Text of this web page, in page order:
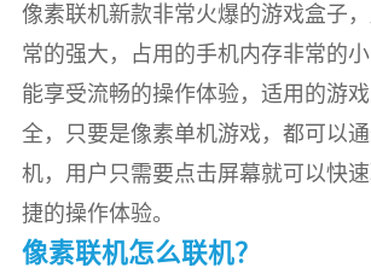
像素联机新款非常火爆的游戏盒子
常的强大，占用的手机内存非常的
能享受流畅的操作体验，适用的游
全，只要是像素单机游戏，都可以
机，用户只需要点击屏幕就可以快
捷的操作体验。
像素联机怎么联机？